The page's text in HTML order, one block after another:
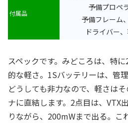
付属品
予備プロペ
予備フレーム
ドライバー
スペックです。みどころは、特
的な軽さ。1Sバッテリーは、管
どうしても非力なので、軽さは
ナに直結します。2点目は、VTX
りながら、200mWまで出る。こ